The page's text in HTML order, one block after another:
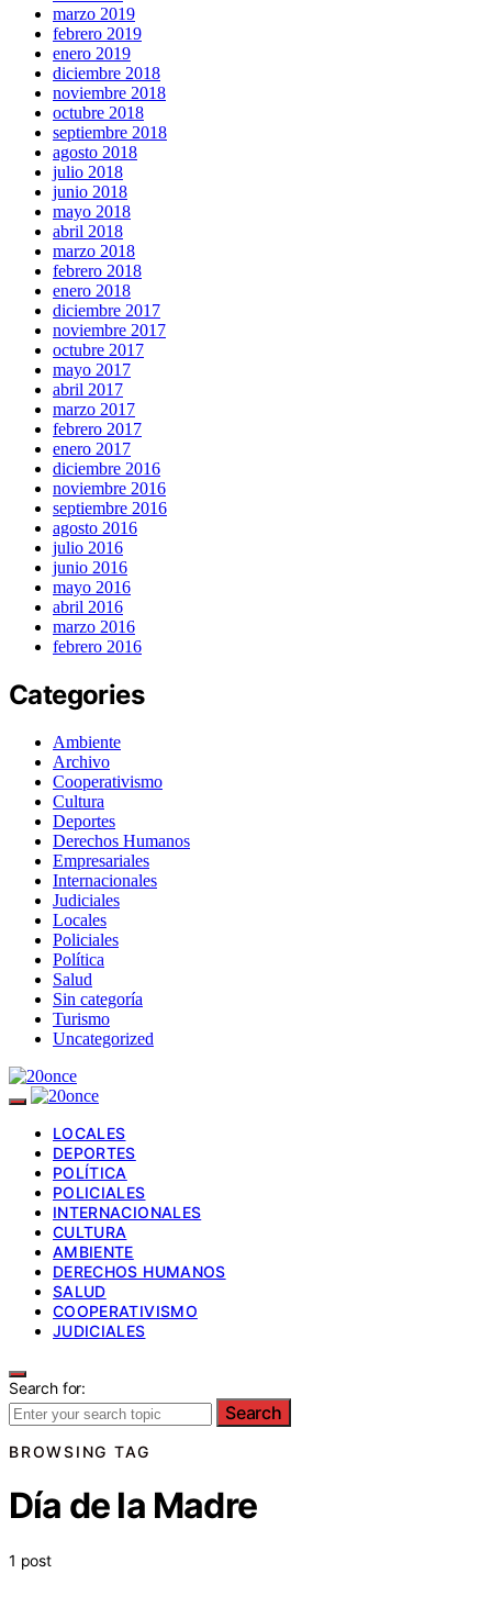
marzo 2019
febrero 2019
enero 2019
diciembre 2018
noviembre 2018
octubre 2018
septiembre 2018
agosto 2018
julio 2018
junio 2018
mayo 2018
abril 2018
marzo 2018
febrero 2018
enero 2018
diciembre 2017
noviembre 2017
octubre 2017
mayo 2017
abril 2017
marzo 2017
febrero 2017
enero 2017
diciembre 2016
noviembre 2016
septiembre 2016
agosto 2016
julio 2016
junio 2016
mayo 2016
abril 2016
marzo 2016
febrero 2016
Categories
Ambiente
Archivo
Cooperativismo
Cultura
Deportes
Derechos Humanos
Empresariales
Internacionales
Judiciales
Locales
Policiales
Política
Salud
Sin categoría
Turismo
Uncategorized
LOCALES
DEPORTES
POLÍTICA
POLICIALES
INTERNACIONALES
CULTURA
AMBIENTE
DERECHOS HUMANOS
SALUD
COOPERATIVISMO
JUDICIALES
Search for:
Search
BROWSING TAG
Día de la Madre
1 post